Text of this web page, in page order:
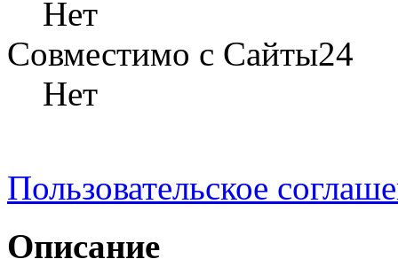
Нет
Совместимо с Сайты24
Нет
Пользовательское
Описание